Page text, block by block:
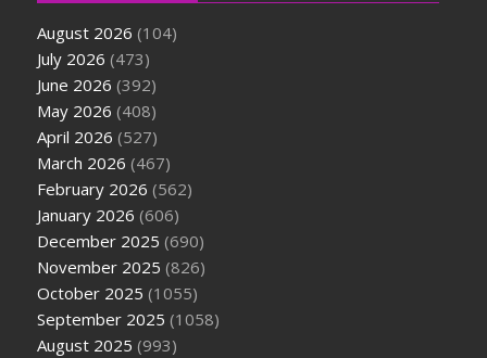
August 2026 (104)
July 2026 (473)
June 2026 (392)
May 2026 (408)
April 2026 (527)
March 2026 (467)
February 2026 (562)
January 2026 (606)
December 2025 (690)
November 2025 (826)
October 2025 (1055)
September 2025 (1058)
August 2025 (993)